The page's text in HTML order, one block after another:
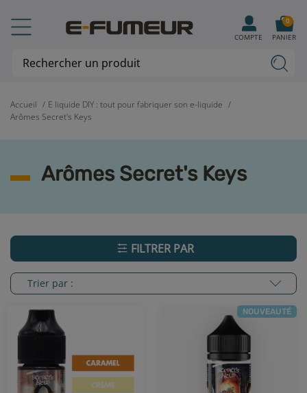
Accueil
E liquide DIY : tout pour fabriquer son e-liquide
Arômes Secret's Keys
Arômes Secret's Keys
FILTRER PAR
Trier par :
NOUVEAUTÉ
COMPTE PANIER
0